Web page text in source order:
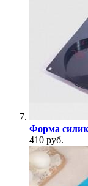
Форма
410 руб.